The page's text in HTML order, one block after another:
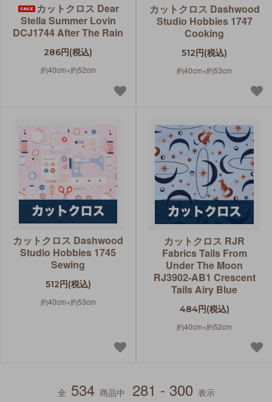
カットクロス Dear
Stella Summer Lovin
DCJ1744 After The Rain
286円(税込)
約40cm×約52cm
カットクロス Dashwood
Studio Hobbies 1747
Cooking
512円(税込)
約40cm×約53cm
カットクロス Dashwood
Studio Hobbies 1745
Sewing
512円(税込)
約40cm×約53cm
カットクロス RJR
Fabrics Tails From
Under The Moon
RJ3902-AB1 Crescent
Tails Airy Blue
484円(税込)
約40cm×約52cm
全 534 商品中 281 - 300 表示